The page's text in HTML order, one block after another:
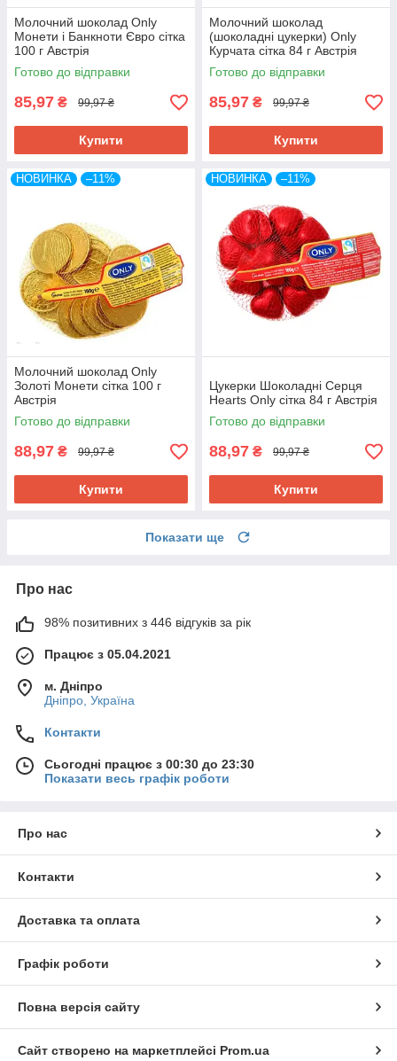
Молочний шоколад Only
Монети і Банкноти Євро сітка
100 г Австрія
Готово до відправки
85,97 ₴ 99,97 ₴
Купити
Молочний шоколад
(шоколадні цукерки) Only
Курчата сітка 84 г Австрія
Готово до відправки
85,97 ₴ 99,97 ₴
Купити
НОВИНКА –11%
Молочний шоколад Only
Золоті Монети сітка 100 г
Австрія
Готово до відправки
88,97 ₴ 99,97 ₴
Купити
НОВИНКА –11%
Цукерки Шоколадні Серця
Hearts Only сітка 84 г Австрія
Готово до відправки
88,97 ₴ 99,97 ₴
Купити
Показати ще
Про нас
98% позитивних з 446 відгуків за рік
Працює з 05.04.2021
м. Дніпро
Дніпро, Україна
Контакти
Сьогодні працює з 00:30 до 23:30
Показати весь графік роботи
Про нас
Контакти
Доставка та оплата
Графік роботи
Повна версія сайту
Сайт створено на маркетплейсі Prom.ua